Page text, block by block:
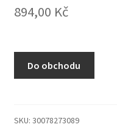
N&D Farmina pro
Pamlsky pro kočky
894,00 Kč
Do obchodu
SKU: 30078273089